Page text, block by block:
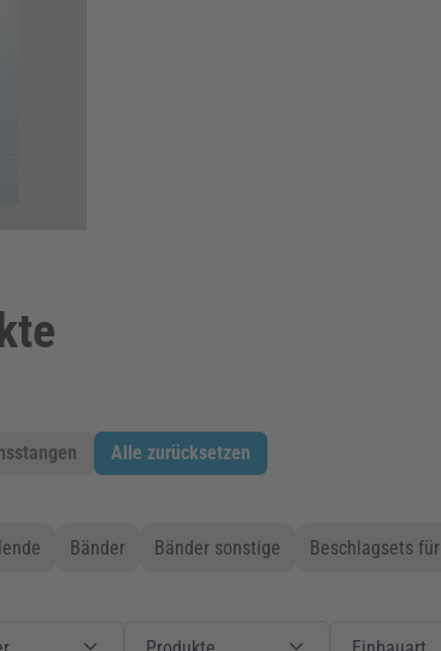
Alle zurücksetzen
Bänder Bänder sonstige Beschlagsets